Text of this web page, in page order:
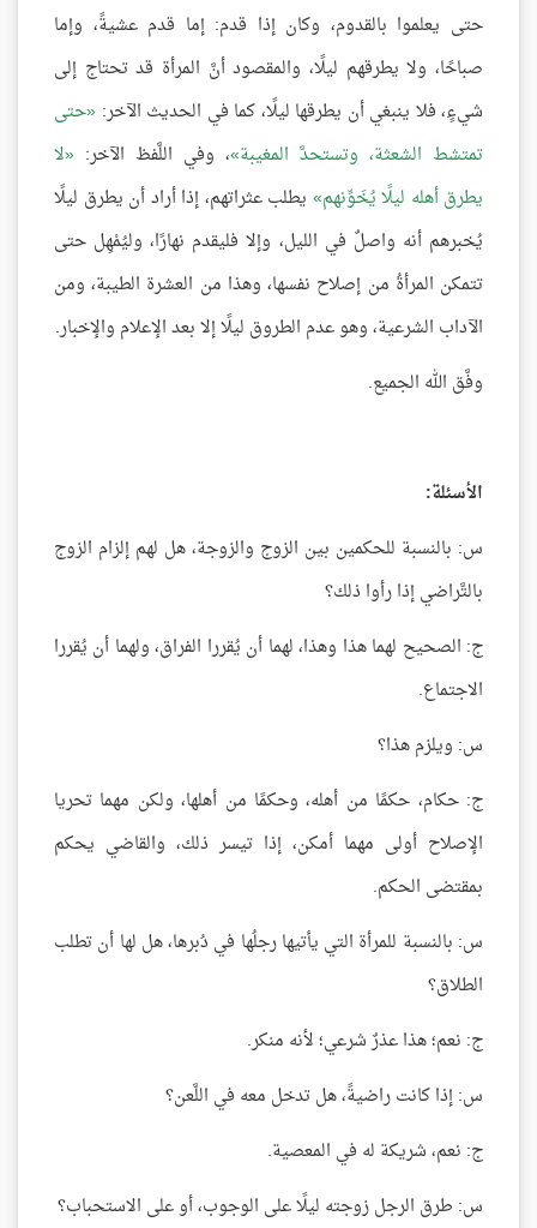
حتى يعلموا بالقدوم، وكان إذا قدم: إما قدم عشيةً، وإما
صباحًا، ولا يطرقهم ليلًا، والمقصود أنَّ المرأة قد تحتاج إلى
شيءٍ، فلا ينبغي أن يطرقها ليلًا، كما في الحديث الآخر: حتى
تمتشط الشعثة، وتستحدَّ المغيبة ، وفي اللَّفظ الآخر:
لا
يطرق أهله ليلًا يُخَوِّنهم يطلب عثراتهم، إذا أراد أن يطرق ليلًا
يُخبرهم أنه واصلٌ في الليل، وإلا فليقدم نهارًا، وليُمْهِل حتى
تتمكن المرأةُ من إصلاح نفسها، وهذا من العشرة الطيبة، ومن
الآداب الشرعية، وهو عدم الطروق ليلًا إلا بعد الإعلام والإخبار.
وفَّق الله الجميع.
الأسئلة:
س: بالنسبة للحكمين بين الزوج والزوجة، هل لهم إلزام الزوج
بالتَّراضي إذا رأوا ذلك؟
ج: الصحيح لهما هذا وهذا، لهما أن يُقررا الفراق، ولهما أن يُقررا
الاجتماع.
س: ويلزم هذا؟
ج: حكام، حكمًا من أهله، وحكمًا من أهلها، ولكن مهما تحريا
الإصلاح أولى مهما أمكن، إذا تيسر ذلك، والقاضي يحكم
بمقتضى الحكم.
س: بالنسبة للمرأة التي يأتيها رجلُها في دُبرها، هل لها أن تطلب
الطلاق؟
ج: نعم؛ هذا عذرٌ شرعي؛ لأنه منكر.
س: إذا كانت راضيةً، هل تدخل معه في اللَّعن؟
ج: نعم، شريكة له في المعصية.
س: طرق الرجل زوجته ليلًا على الوجوب، أو على الاستحباب؟